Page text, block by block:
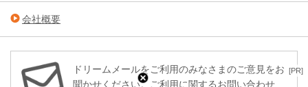
[PR]
会社概要
ドリームメールをご利用のみなさまのご意見をお
聞かせください。ご利用に関するお問い合わせ